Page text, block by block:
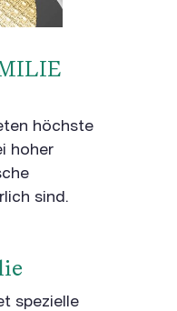
höchste
hoher
sind.
spezielle